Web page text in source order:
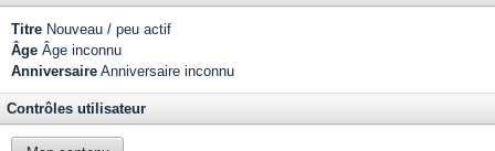
Titre Nouveau / peu actif
Âge Âge inconnu
Anniversaire Anniversaire inconnu
Contrôles utilisateur